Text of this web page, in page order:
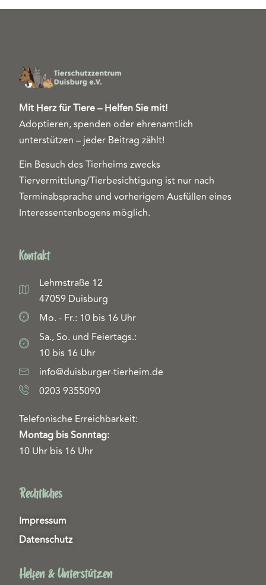
Mit Herz für Tiere – Helfen Sie mit!
Adoptieren, spenden oder ehrenamtlich
unterstützen – jeder Beitrag zählt!
Ein Besuch des Tierheims zwecks
Tiervermittlung/Tierbesichtigung ist nur nach
Terminabsprache und vorherigem Ausfüllen eines
Interessentenbogens möglich.
Kontakt
Lehmstraße 12
47059 Duisburg
Mo. - Fr.: 10 bis 16 Uhr
Sa., So. und Feiertags.:
10 bis 16 Uhr
info@duisburger-tierheim.de
0203 9355090
Telefonische Erreichbarkeit:
Montag bis Sonntag:
10 Uhr bis 16 Uhr
Rechtliches
Impressum
Datenschutz
Helfen & Unterstützen